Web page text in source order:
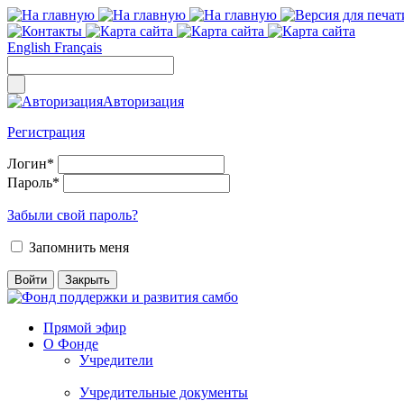
English Français
Авторизация
Регистрация
Логин*
Пароль*
Забыли свой пароль?
Запомнить меня
Прямой эфир
О Фонде
Учредители
Учредительные документы